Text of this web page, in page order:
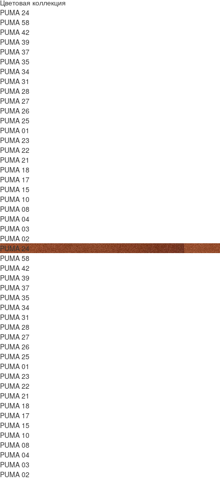
Цветовая коллекция
PUMA 24
PUMA 58
PUMA 42
PUMA 39
PUMA 37
PUMA 35
PUMA 34
PUMA 31
PUMA 28
PUMA 27
PUMA 26
PUMA 25
PUMA 01
PUMA 23
PUMA 22
PUMA 21
PUMA 18
PUMA 17
PUMA 15
PUMA 10
PUMA 08
PUMA 04
PUMA 03
PUMA 02
PUMA 24
PUMA 58
PUMA 42
PUMA 39
PUMA 37
PUMA 35
PUMA 34
PUMA 31
PUMA 28
PUMA 27
PUMA 26
PUMA 25
PUMA 01
PUMA 23
PUMA 22
PUMA 21
PUMA 18
PUMA 17
PUMA 15
PUMA 10
PUMA 08
PUMA 04
PUMA 03
PUMA 02